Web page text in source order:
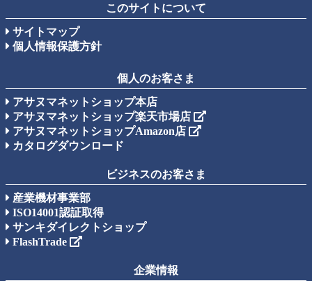
ップ
このサイトについて
サイトマップ
個人情報保護方針
個人のお客さま
アサヌマネットショップ本店
アサヌマネットショップ楽天市場店
アサヌマネットショップAmazon店
カタログダウンロード
ビジネスのお客さま
産業機材事業部
ISO14001認証取得
サンキダイレクトショップ
FlashTrade
企業情報